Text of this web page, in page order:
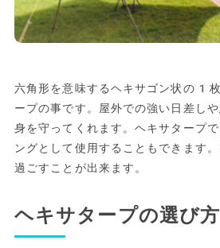
六角形を意味するヘキサゴン状の1
ープの事です。屋外での強い日差し
身を守ってくれます。ヘキサタープ
ングとして使用することもできます
過ごすことが出来ます。
ヘキサタープの選び方